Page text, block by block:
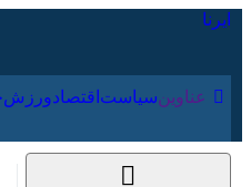
عناوین‌ سیاست اقتصاد